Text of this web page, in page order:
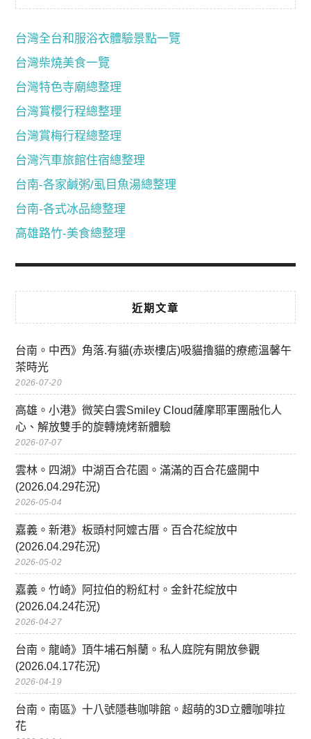
台灣全台和服浴衣體驗景點一覽
台灣柴燒美食一覽
台灣特色寺廟總整理
台灣賞櫻行程總整理
台灣賞梅行程總整理
台灣汽車旅館住宿總整理
台南-各家鹹粥/虱目魚湯總整理
台南-各式冰品總整理
高雄路竹-美食總整理
近期文章
台南。中西》角落.有貓(赤崁樓店)吸貓擼貓的療癒溫馨午
茶時光
2026-07-20
高雄。小港》微笑白雲Smiley Cloud薩摩耶軍團融化人
心、解放雙手的旋轉燒烤新體驗
2026-07-07
雲林。四湖》中湖百合花園。滿滿的百合花盛開中
(2026.04.29花況)
2026-05-04
嘉義。新港》板頭村阿嬤古厝。百合花綻放中
(2026.04.29花況)
2026-05-02
嘉義。竹崎》阿拉伯的粉紅村。金針花綻放中
(2026.04.24花況)
2026-04-27
台南。龍崎》頂牛埔石斛蘭。私人庭院有開放參觀
(2026.04.17花況)
2026-04-19
台南。南區》十八號隱巷咖啡館。超萌的3D立體咖啡拉
花